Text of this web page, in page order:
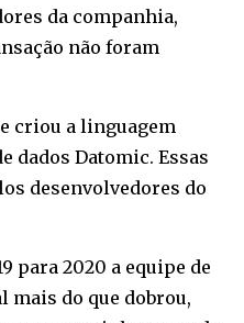
da companhia,
não foram
criou a linguagem
dados Datomic. Essas
desenvolvedores do
para 2020 a equipe de
mais do que dobrou,